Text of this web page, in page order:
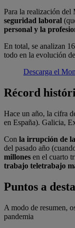
Para la realización del
seguridad laboral
personal y la
En total, se analizan
todo en la evolución
Descarga el
Récord
Hace un año, la cifra
en España). Galicia,
Con la irrupción de
del pasado año
millones en el cuarto
trabajo teletrabajo
Puntos a
A modo de resumen,
pandemia